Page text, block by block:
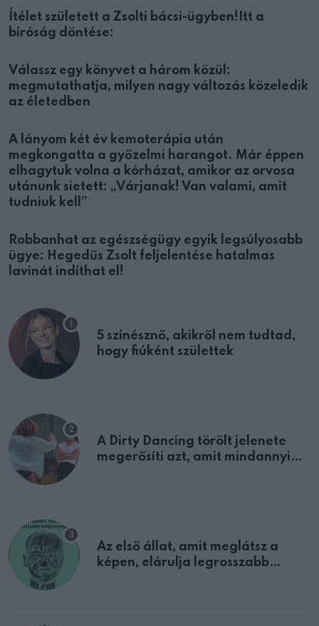
Ítélet született a Zsolti bácsi-ügyben!Itt a
bíróság döntése:
Válassz egy könyvet a három közül:
megmutathatja, milyen nagy változás közeledik
az életedben
A lányom két év kemoterápia után
megkongatta a győzelmi harangot. Már éppen
elhagytuk volna a kórházat, amikor az orvosa
utánunk sietett: „Várjanak! Van valami, amit
tudniuk kell”
Robbanhat az egészségügy egyik legsúlyosabb
ügye: Hegedűs Zsolt feljelentése hatalmas
lavinát indíthat el!
5 színésznő, akikről nem tudtad,
hogy fiúként születtek
A Dirty Dancing törölt jelenete
megerősíti azt, amit mindannyian
Az első állat, amit meglátsz a
képen, elárulja legrosszabb